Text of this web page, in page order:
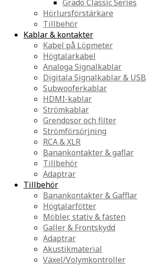
Grado Classic Series
Hörlursförstärkare
Tillbehör
Kablar & kontakter
Kabel på Löpmeter
Högtalarkabel
Analoga Signalkablar
Digitala Signalkablar & USB
Subwooferkablar
HDMI-kablar
Strömkablar
Grendosor och filter
Strömförsörjning
RCA & XLR
Banankontakter & gaflar
Tillbehör
Adaptrar
Tillbehör
Banankontakter & Gafflar
Högtalarfötter
Möbler, stativ & fästen
Galler & Frontskydd
Adaptrar
Akustikmaterial
Växel/Volymkontroller